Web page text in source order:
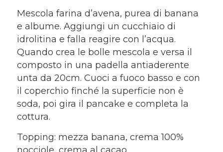
Mescola farina d’avena, purea di banana
e albume. Aggiungi un cucchiaio di
idrolitina e falla reagire con l’acqua.
Quando crea le bolle mescola e versa il
composto in una padella antiaderente
unta da 20cm. Cuoci a fuoco basso e con
il coperchio finché la superficie non è
soda, poi gira il pancake e completa la
cottura.
Topping: mezza banana, crema 100%